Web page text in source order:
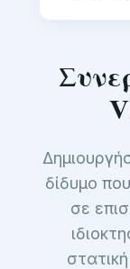
δίδυμο
σε